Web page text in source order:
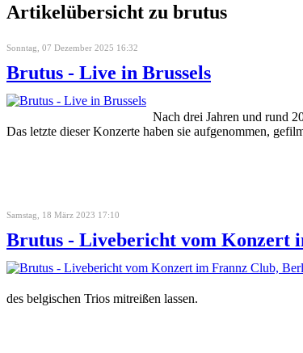
Artikelübersicht zu brutus
Sonntag, 07 Dezember 2025 16:32
Brutus - Live in Brussels
Nach drei Jahren und rund
Das letzte dieser Konzerte haben sie aufgenommen,
Samstag, 18 März 2023 17:10
Brutus - Livebericht vom Konzert
des belgischen Trios mitreißen lassen.